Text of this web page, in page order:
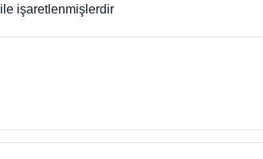
ile işaretlenmişlerdir